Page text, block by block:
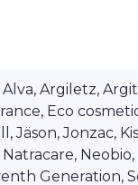
Argiletz,
Eco
Jonzac,
Neobio,
Generation,